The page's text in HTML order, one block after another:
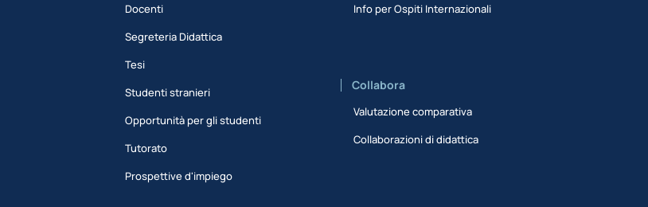
Docenti
Segreteria Didattica
Tesi
Studenti stranieri
Opportunità per gli studenti
Tutorato
Prospettive d'impiego
Info per Ospiti Internazionali
Collabora
Valutazione comparativa
Collaborazioni di didattica